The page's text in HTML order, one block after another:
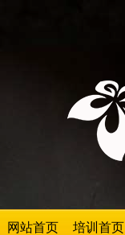
网站首页 培训首页